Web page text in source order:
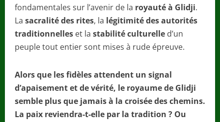
fondamentales sur l’avenir de la royauté à Glidji.
La sacralité des rites, la légitimité des autorités
traditionnelles et la stabilité culturelle d’un
peuple tout entier sont mises à rude épreuve.
Alors que les fidèles attendent un signal
d’apaisement et de vérité, le royaume de Glidji
semble plus que jamais à la croisée des chemins.
La paix reviendra-t-elle par la tradition ? Ou